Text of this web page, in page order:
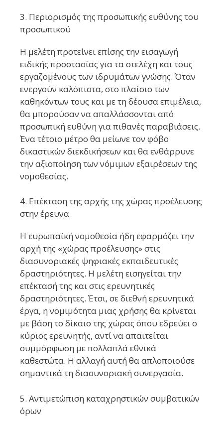
3. Περιορισμός της προσωπικής ευθύνης του
προσωπικού
Η μελέτη προτείνει επίσης την εισαγωγή
ειδικής προστασίας για τα στελέχη και τους
εργαζομένους των ιδρυμάτων γνώσης. Όταν
ενεργούν καλόπιστα, στο πλαίσιο των
καθηκόντων τους και με τη δέουσα επιμέλεια,
θα μπορούσαν να απαλλάσσονται από
προσωπική ευθύνη για πιθανές παραβιάσεις.
Ένα τέτοιο μέτρο θα μείωνε τον φόβο
δικαστικών διεκδικήσεων και θα ενθάρρυνε
την αξιοποίηση των νόμιμων εξαιρέσεων της
νομοθεσίας.
4. Επέκταση της αρχής της χώρας προέλευσης
στην έρευνα
Η ευρωπαϊκή νομοθεσία ήδη εφαρμόζει την
αρχή της «χώρας προέλευσης» στις
διασυνοριακές ψηφιακές εκπαιδευτικές
δραστηριότητες. Η μελέτη εισηγείται την
επέκτασή της και στις ερευνητικές
δραστηριότητες. Έτσι, σε διεθνή ερευνητικά
έργα, η νομιμότητα μιας χρήσης θα κρίνεται
με βάση το δίκαιο της χώρας όπου εδρεύει ο
κύριος ερευνητής, αντί να απαιτείται
συμμόρφωση με πολλαπλά εθνικά
καθεστώτα. Η αλλαγή αυτή θα απλοποιούσε
σημαντικά τη διασυνοριακή συνεργασία.
5. Αντιμετώπιση καταχρηστικών συμβατικών
όρων